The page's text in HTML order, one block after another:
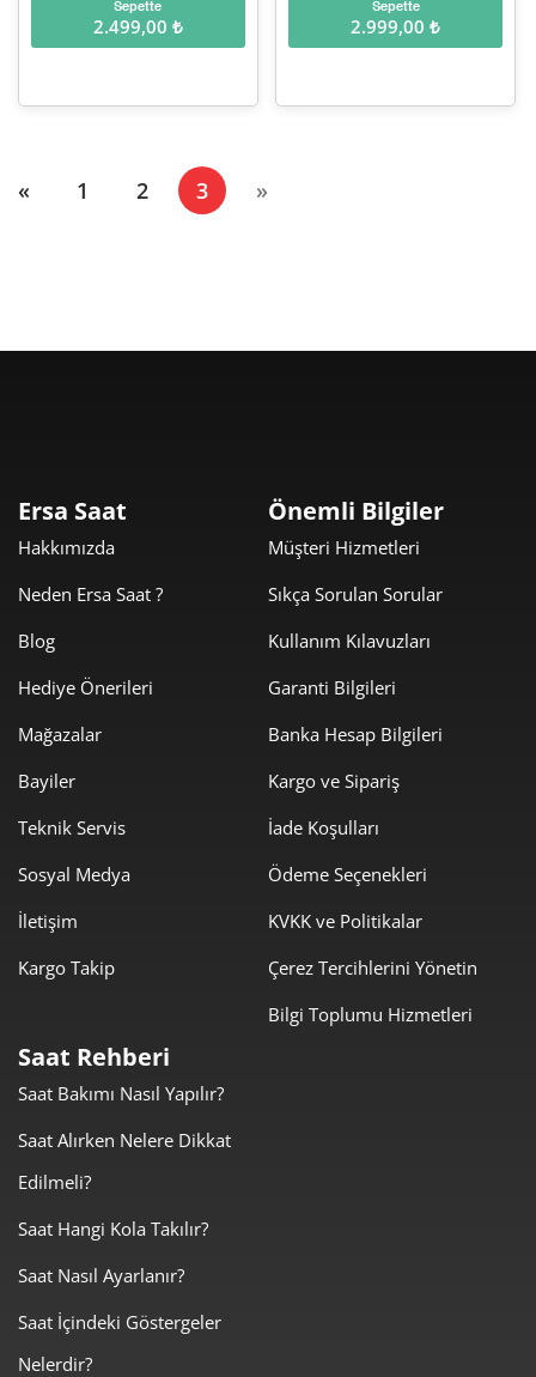
Sepette
2.499,00 ₺
Sepette
2.999,00 ₺
« 1 2 3(current)
»
Ersa Saat
Hakkımızda
Neden Ersa Saat ?
Blog
Hediye Önerileri
Mağazalar
Bayiler
Teknik Servis
Sosyal Medya
İletişim
Kargo Takip
Önemli Bilgiler
Müşteri Hizmetleri
Sıkça Sorulan Sorular
Kullanım Kılavuzları
Garanti Bilgileri
Banka Hesap Bilgileri
Kargo ve Sipariş
İade Koşulları
Ödeme Seçenekleri
KVKK ve Politikalar
Çerez Tercihlerini Yönetin
Bilgi Toplumu Hizmetleri
Saat Rehberi
Saat Bakımı Nasıl Yapılır?
Saat Alırken Nelere Dikkat
Edilmeli?
Saat Hangi Kola Takılır?
Saat Nasıl Ayarlanır?
Saat İçindeki Göstergeler
Nelerdir?